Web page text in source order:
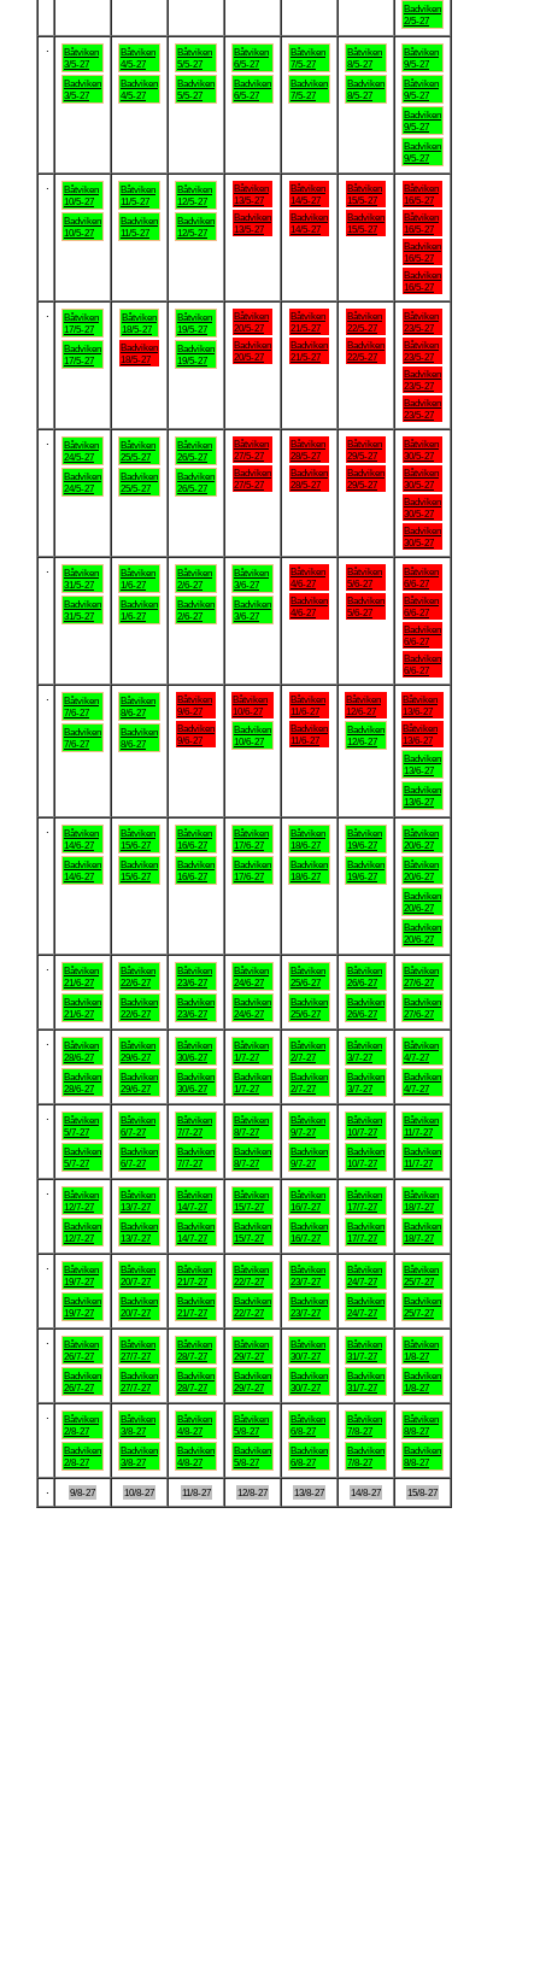
Badviken
2/5-27
Båtviken
3/5-27
Badviken
3/5-27
Båtviken
4/5-27
Badviken
4/5-27
Båtviken
5/5-27
Badviken
5/5-27
Båtviken
6/5-27
Badviken
6/5-27
Båtviken
7/5-27
Badviken
7/5-27
Båtviken
8/5-27
Badviken
8/5-27
Båtviken
9/5-27
Båtviken
9/5-27
Badviken
9/5-27
Badviken
9/5-27
Båtviken
10/5-27
Badviken
10/5-27
Båtviken
11/5-27
Badviken
11/5-27
Båtviken
12/5-27
Badviken
12/5-27
Båtviken
13/5-27
Badviken
13/5-27
Båtviken
14/5-27
Badviken
14/5-27
Båtviken
15/5-27
Badviken
15/5-27
Båtviken
16/5-27
Båtviken
16/5-27
Badviken
16/5-27
Badviken
16/5-27
Båtviken
17/5-27
Badviken
17/5-27
Båtviken
18/5-27
Badviken
18/5-27
Båtviken
19/5-27
Badviken
19/5-27
Båtviken
20/5-27
Badviken
20/5-27
Båtviken
21/5-27
Badviken
21/5-27
Båtviken
22/5-27
Badviken
22/5-27
Båtviken
23/5-27
Båtviken
23/5-27
Badviken
23/5-27
Badviken
23/5-27
Båtviken
24/5-27
Badviken
24/5-27
Båtviken
25/5-27
Badviken
25/5-27
Båtviken
26/5-27
Badviken
26/5-27
Båtviken
27/5-27
Badviken
27/5-27
Båtviken
28/5-27
Badviken
28/5-27
Båtviken
29/5-27
Badviken
29/5-27
Båtviken
30/5-27
Båtviken
30/5-27
Badviken
30/5-27
Badviken
30/5-27
Båtviken
31/5-27
Badviken
31/5-27
Båtviken
1/6-27
Badviken
1/6-27
Båtviken
2/6-27
Badviken
2/6-27
Båtviken
3/6-27
Badviken
3/6-27
Båtviken
4/6-27
Badviken
4/6-27
Båtviken
5/6-27
Badviken
5/6-27
Båtviken
6/6-27
Båtviken
6/6-27
Badviken
6/6-27
Badviken
6/6-27
Båtviken
7/6-27
Badviken
7/6-27
Båtviken
8/6-27
Badviken
8/6-27
Båtviken
9/6-27
Badviken
9/6-27
Båtviken
10/6-27
Badviken
10/6-27
Båtviken
11/6-27
Badviken
11/6-27
Båtviken
12/6-27
Badviken
12/6-27
Båtviken
13/6-27
Båtviken
13/6-27
Badviken
13/6-27
Badviken
13/6-27
Båtviken
14/6-27
Badviken
14/6-27
Båtviken
15/6-27
Badviken
15/6-27
Båtviken
16/6-27
Badviken
16/6-27
Båtviken
17/6-27
Badviken
17/6-27
Båtviken
18/6-27
Badviken
18/6-27
Båtviken
19/6-27
Badviken
19/6-27
Båtviken
20/6-27
Båtviken
20/6-27
Badviken
20/6-27
Badviken
20/6-27
Båtviken
21/6-27
Badviken
21/6-27
Båtviken
22/6-27
Badviken
22/6-27
Båtviken
23/6-27
Badviken
23/6-27
Båtviken
24/6-27
Badviken
24/6-27
Båtviken
25/6-27
Badviken
25/6-27
Båtviken
26/6-27
Badviken
26/6-27
Båtviken
27/6-27
Badviken
27/6-27
Båtviken
28/6-27
Badviken
28/6-27
Båtviken
29/6-27
Badviken
29/6-27
Båtviken
30/6-27
Badviken
30/6-27
Båtviken
1/7-27
Badviken
1/7-27
Båtviken
2/7-27
Badviken
2/7-27
Båtviken
3/7-27
Badviken
3/7-27
Båtviken
4/7-27
Badviken
4/7-27
Båtviken
5/7-27
Badviken
5/7-27
Båtviken
6/7-27
Badviken
6/7-27
Båtviken
7/7-27
Badviken
7/7-27
Båtviken
8/7-27
Badviken
8/7-27
Båtviken
9/7-27
Badviken
9/7-27
Båtviken
10/7-27
Badviken
10/7-27
Båtviken
11/7-27
Badviken
11/7-27
Båtviken
12/7-27
Badviken
12/7-27
Båtviken
13/7-27
Badviken
13/7-27
Båtviken
14/7-27
Badviken
14/7-27
Båtviken
15/7-27
Badviken
15/7-27
Båtviken
16/7-27
Badviken
16/7-27
Båtviken
17/7-27
Badviken
17/7-27
Båtviken
18/7-27
Badviken
18/7-27
Båtviken
19/7-27
Badviken
19/7-27
Båtviken
20/7-27
Badviken
20/7-27
Båtviken
21/7-27
Badviken
21/7-27
Båtviken
22/7-27
Badviken
22/7-27
Båtviken
23/7-27
Badviken
23/7-27
Båtviken
24/7-27
Badviken
24/7-27
Båtviken
25/7-27
Badviken
25/7-27
Båtviken
26/7-27
Badviken
26/7-27
Båtviken
27/7-27
Badviken
27/7-27
Båtviken
28/7-27
Badviken
28/7-27
Båtviken
29/7-27
Badviken
29/7-27
Båtviken
30/7-27
Badviken
30/7-27
Båtviken
31/7-27
Badviken
31/7-27
Båtviken
1/8-27
Badviken
1/8-27
Båtviken
2/8-27
Badviken
2/8-27
Båtviken
3/8-27
Badviken
3/8-27
Båtviken
4/8-27
Badviken
4/8-27
Båtviken
5/8-27
Badviken
5/8-27
Båtviken
6/8-27
Badviken
6/8-27
Båtviken
7/8-27
Badviken
7/8-27
Båtviken
8/8-27
Badviken
8/8-27
9/8-27 10/8-27 11/8-27 12/8-27 13/8-27 14/8-27 15/8-27